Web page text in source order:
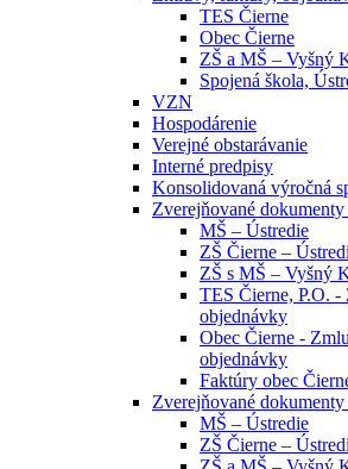
TES Čierne
Obec Čierne
ZŠ a MŠ – Vyšný
Spojená škola,
VZN
Hospodárenie
Verejné obstarávanie
Interné predpisy
Konsolidovaná výročná
Zverejňované
MŠ – Ústredie
ZŠ Čierne –
ZŠ s MŠ – Vyšný
TES Čierne, P.O.
objednávky
Obec Čierne -
objednávky
Faktúry obec
Zverejňované
MŠ – Ústredie
ZŠ Čierne –